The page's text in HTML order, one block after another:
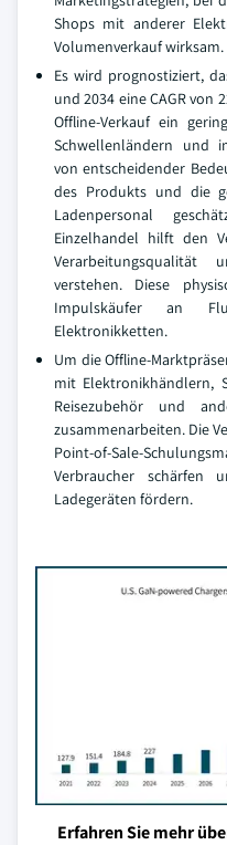
Shops mit anderer
Volumenverkauf wirksam.
Es wird prognostiziert,
und 2034 eine CAGR von
Offline-Verkauf ein
Schwellenländern und
von entscheidender
des Produkts und die
Ladenpersonal
Einzelhandel hilft den
verstehen. Diese
Impulskäufer an
Elektronikketten.
Um die Offline-
mit Elektronikhändlern,
Reisezubehör und
zusammenarbeiten. Die
Point-of-Sale-
Verbraucher schärfen
Ladegeräten fördern.
Erfahren Sie mehr